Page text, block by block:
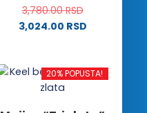
stranici
proizvoda.
3,780.00RSD
3,024.00 RSD
ima
više
20% POPUSTA!